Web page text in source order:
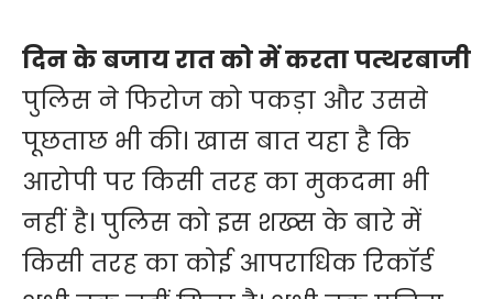
दिन के बजाय रात को में करता पत्थरबाजी
पुलिस ने फिरोज को पकड़ा और उससे
पूछताछ भी की। खास बात यहा है कि
आरोपी पर किसी तरह का मुकदमा भी
नहीं है। पुलिस को इस शख्स के बारे में
किसी तरह का कोई आपराधिक रिकॉर्ड